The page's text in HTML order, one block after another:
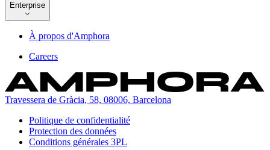
Enterprise
À propos d'Amphora
Careers
Travessera de Gràcia, 58, 08006, Barcelona
Politique de confidentialité
Protection des données
Conditions générales 3PL